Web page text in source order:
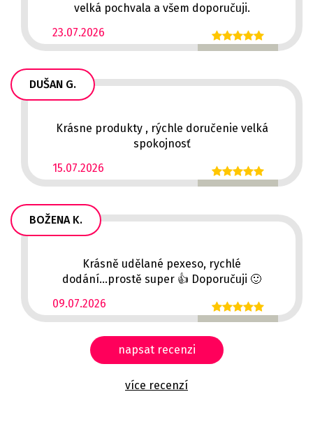
23.07.2026
velká pochvala a všem doporučuji.
DUŠAN G.
15.07.2026
Krásne produkty , rýchle doručenie velká
spokojnosť
BOŽENA K.
09.07.2026
Krásně udělané pexeso, rychlé
dodání...prostě super 👍 Doporučuji 🙂
napsat recenzi
více recenzí